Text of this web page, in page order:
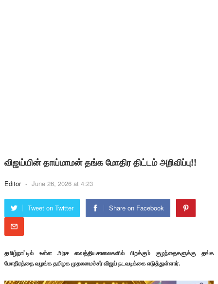
விஜய்யின் தாய்மாமன் தங்க மோதிர திட்டம் அறிவிப்பு!!
Editor - June 26, 2026 at 4:23
Tweet on Twitter Share on Facebook
தமிழ்நாட்டில் உள்ள அரச வைத்தியசாலைகளில் பிறக்கும் குழந்தைகளுக்கு தங்க
மோதிரத்தை வழங்க தமிழக முதலமைச்சர் விஜய் நடவடிக்கை எடுத்துள்ளார்.